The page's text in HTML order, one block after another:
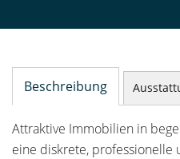
Beschreibung
Attraktive Immobilien in
eine diskrete, professionelle